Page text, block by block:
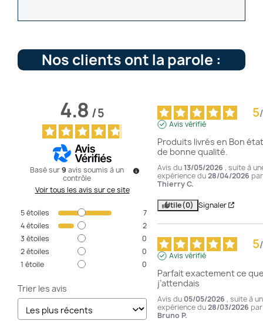
Nos clients ont la parole :
4.8/5
Basé sur9 avis soumis à un
contrôle
Voir tous les avis sur ce site
5étoiles
7
4étoiles
2
3 étoiles
0
2étoiles
0
1 étoile 0
Trier les avis
5/
Avis vérifié
Produits livrés en Bon
de bonne qualité.
Avis du13/05/2026 , suite à
expérience du28/04/2026 par
Thierry C.
Utile(0) Signaler
5/
Avis vérifié
Parfait exactement ce
j’attendais
Avis du 05/05/2026 , suite à
expérience du28/03/2026 par
Bruno P.